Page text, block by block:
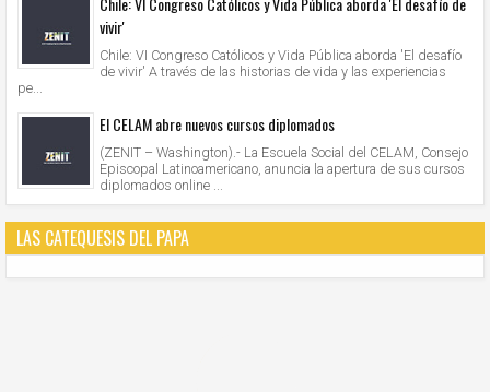
vivir'
Chile: VI Congreso Católicos y Vida Pública aborda 'El desafío
de vivir' A través de las historias de vida y las experiencias
pe...
El CELAM abre nuevos cursos diplomados
(ZENIT – Washington).- La Escuela Social del CELAM, Consejo
Episcopal Latinoamericano, anuncia la apertura de sus cursos
diplomados online ...
LAS CATEQUESIS DEL PAPA